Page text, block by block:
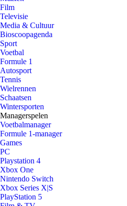
Film
Televisie
Media & Cultuur
Bioscoopagenda
Sport
Voetbal
Formule 1
Autosport
Tennis
Wielrennen
Schaatsen
Wintersporten
Managerspelen
Voetbalmanager
Formule 1-manager
Games
PC
Playstation 4
Xbox One
Nintendo Switch
Xbox Series X|S
PlayStation 5